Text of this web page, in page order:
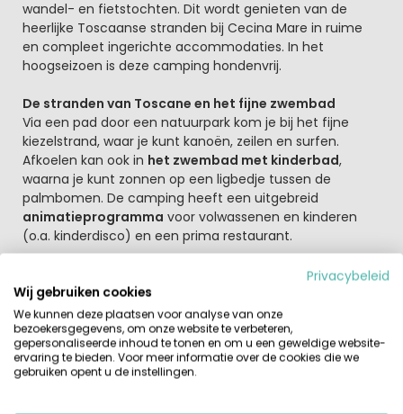
wandel- en fietstochten. Dit wordt genieten van de
heerlijke Toscaanse stranden bij Cecina Mare in ruime
en compleet ingerichte accommodaties. In het
hoogseizoen is deze camping hondenvrij.
De stranden van Toscane en het fijne zwembad
Via een pad door een natuurpark kom je bij het fijne
kiezelstrand, waar je kunt kanoën, zeilen en surfen.
Afkoelen kan ook in het zwembad met kinderbad,
waarna je kunt zonnen op een ligbedje tussen de
palmbomen. De camping heeft een uitgebreid
animatieprogramma voor volwassenen en kinderen
(o.a. kinderdisco) en een prima restaurant.
Naast de fijne zwemmogelijkheden zijn er diverse
sportfaciliteiten zoals voetbal, tafeltennis en volleybal.
Ook zijn er veel winkels aanwezig, waaronder een
supermarkt, groenteboer, slager en krantenwinkel. Proef
ook eens de Toscaanse streekgerechten in het goede
restaurant.
Privacybeleid
Wij gebruiken cookies
We kunnen deze plaatsen voor analyse van onze
bezoekersgegevens, om onze website te verbeteren,
gepersonaliseerde inhoud te tonen en om u een geweldige website-
ervaring te bieden. Voor meer informatie over de cookies die we
gebruiken opent u de instellingen.